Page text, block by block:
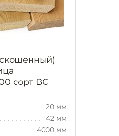
сорт ВС
20 мм
142 мм
4000 мм